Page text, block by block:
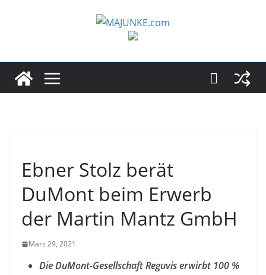
Ebner Stolz berät
DuMont beim Erwerb
der Martin Mantz GmbH
März 29, 2021
Die DuMont-Gesellschaft Reguvis erwirbt 100 %